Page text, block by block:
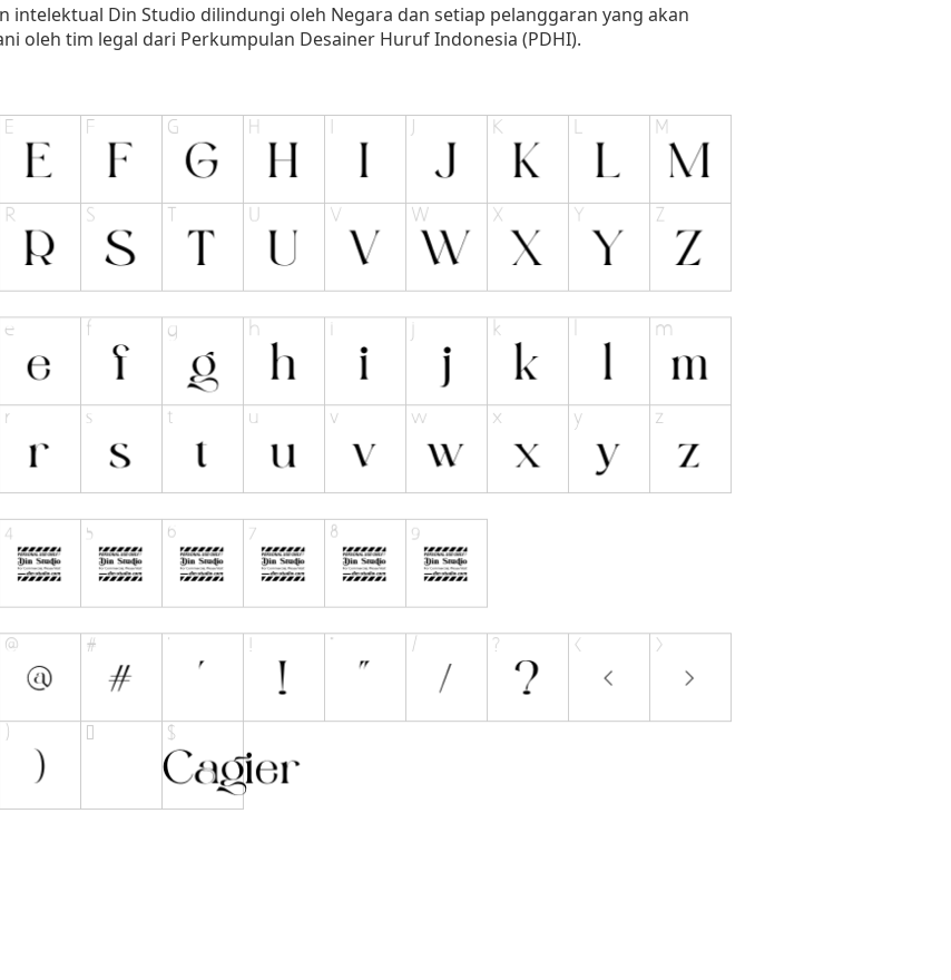
intelektual Din Studio dilindungi oleh Negara dan setiap pelanggaran yang akan
oleh tim legal dari Perkumpulan Desainer Huruf Indonesia (PDHI).